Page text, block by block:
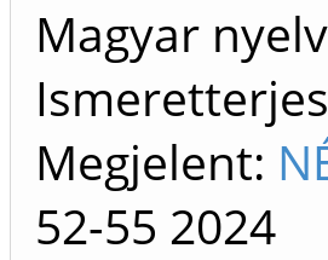
Magyar
Megjelent:
52-55 2024